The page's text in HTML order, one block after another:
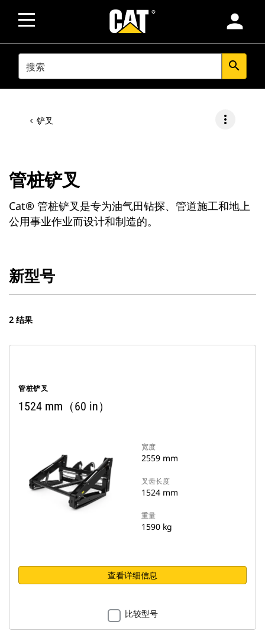
person
SEARCH search
铲叉 more_vert
管桩铲叉
Cat® 管桩铲叉是专为油气田钻探、管道施工和地上
公用事业作业而设计和制造的。
新型号
2 结果
管桩铲叉
1524 mm（60 in）
宽度
2559 mm
叉齿长度
1524 mm
重量
1590 kg
查看详细信息
比较型号